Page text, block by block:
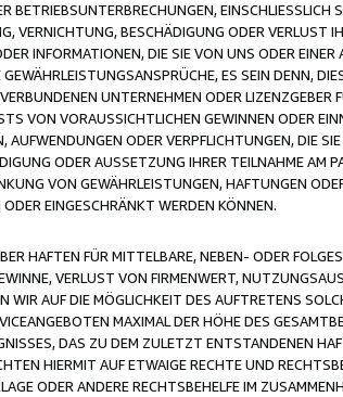
BETRIEBSUNTERBRECHUNGEN, EINSCHLIESSLICH
VERNICHTUNG, BESCHÄDIGUNG ODER VERLUST
INFORMATIONEN, DIE SIE VON UNS ODER
ES SEIN DENN,
UNTERNEHMEN ODER
VON VORAUSSICHTLICHEN GEWINNEN ODER
ODER VERPFLICHTUNGEN, DIE
ODER AUSSETZUNG IHRER TEILNAHME AM
VON GEWÄHRLEISTUNGEN, HAFTUNGEN
EINGESCHRÄNKT WERDEN KÖNNEN.
HAFTEN FÜR MITTELBARE, NEBEN- ODER
VERLUST VON FIRMENWERT,
AUF DIE MÖGLICHKEIT DES AUFTRETENS
MAXIMAL DER HÖHE DES
DAS ZU DEM ZULETZT ENTSTANDENEN
HIERMIT AUF ETWAIGE RECHTE UND
ODER ANDERE RECHTSBEHELFE IM